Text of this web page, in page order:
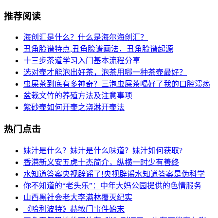
推荐阅读
海创汇是什么？什么是海尔海创汇？
丑角脸谱特点,丑角脸谱画法，丑角脸谱起源
十三步茶道学习入门基本流程分享
选对壶才能泡出好茶，泡茶用哪一种茶壶最好？
虫屎茶到底有多神奇？三泡虫屎茶喝好了我的口腔溃疡
盆栽文竹的养殖方法及注意事项
紫砂壶如何开壶之浇淋开壶法
热门点击
妹汁是什么？妹汁是什么味道？妹汁如何获取?
香港新义安五虎十杰简介，纵横一时少有善终
水知道答案央视辟谣了!央视辟谣水知道答案是伪科学
你不知道的“老头乐”：中年大妈公园提供的色情服务
山西黑社会老大李满林覆灭纪实
《哈利波特》赫敏门事件始末